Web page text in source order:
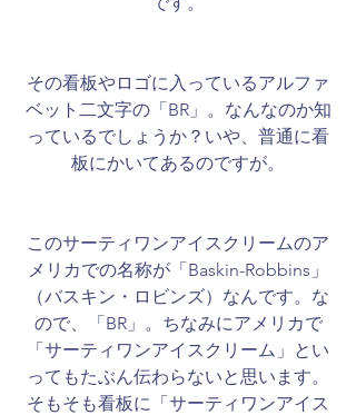
その看板やロゴに入っているアルファ
ベット二文字の「BR」。なんなのか知
っているでしょうか？いや、普通に看
板にかいてあるのですが。
このサーティワンアイスクリームのア
メリカでの名称が「Baskin-Robbins」
（バスキン・ロビンズ）なんです。な
ので、「BR」。ちなみにアメリカで
「サーティワンアイスクリーム」とい
ってもたぶん伝わらないと思います。
そもそも看板に「サーティワンアイス